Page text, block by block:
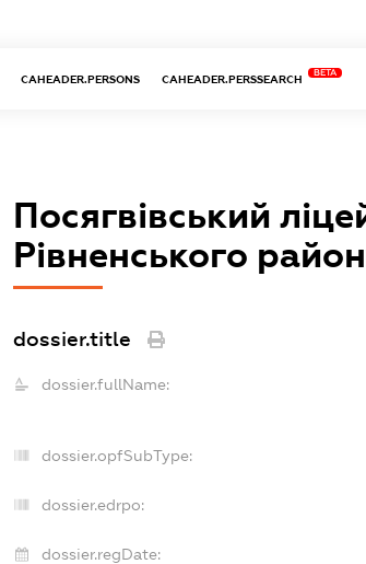
CAHEADER.PERSONS CAHEADER.PERSSEARCH
BETA
Посягвівський
Рівненського
dossier.title
dossier.fullName:
dossier.opfSubType:
dossier.edrpo:
dossier.regDate: